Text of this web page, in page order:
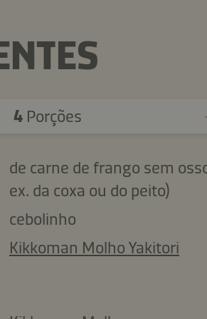
4Porções
de carne de frango sem
ex. da coxa ou do peito)
cebolinho
Kikkoman Molho Yakitori